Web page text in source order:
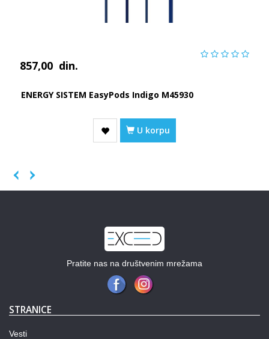
857,00 din.
ENERGY SISTEM EasyPods Indigo M45930
U korpu
Pratite nas na društvenim mrežama
STRANICE
Vesti